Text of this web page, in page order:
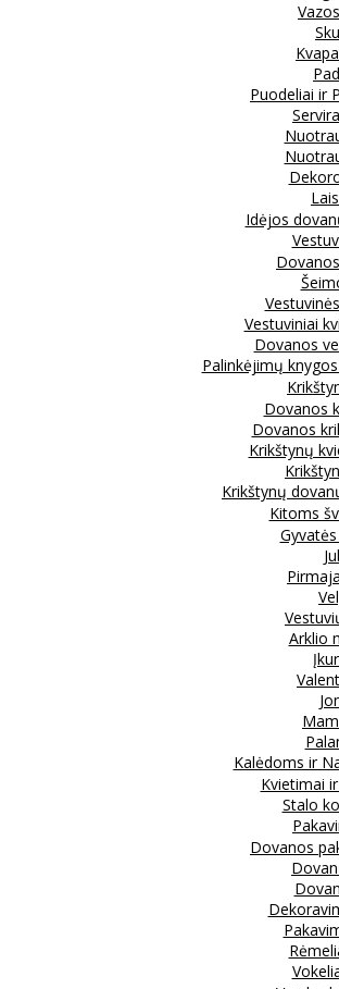
Puodeliai ir
Idėjos
Vestuviniai
Dovanos
Palinkėjimų
Dovanos
Dovanos
Krikštynų
Krikštynų
Kitoms
Arklio
Kalėdoms ir
Kvietimai
Stalo
Dovanos